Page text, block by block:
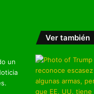
un
Ver también